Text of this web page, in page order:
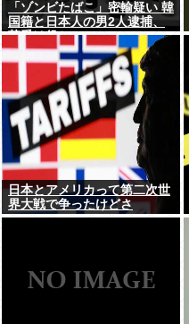
「ゾンビたばこ」密輸疑い 韓
国籍と日本人の男2人逮捕、
荷受け役か
日本とアメリカって第二次世
界大戦で争ったけどさ